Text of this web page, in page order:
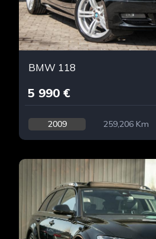
BMW 118
5 990 €
2009 259,206 Km